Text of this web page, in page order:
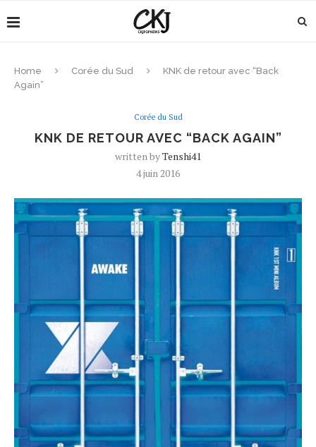
Home Corée du Sud
KNK de retour avec “Back
Again”
Corée du Sud
KNK DE RETOUR AVEC “BACK AGAIN”
written byTenshi41
4 juin 2016